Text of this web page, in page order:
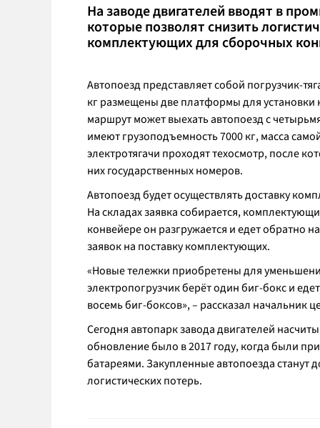
На заводе двигателей вводят в
которые позволят снизить
комплектующих для сборочных
Автопоезд представляет собой погрузчик-
кг размещены две платформы для установки
маршрут может выехать автопоезд с
имеют грузоподъемность 7000 кг, масса
электротягачи проходят техосмотр, после
них государственных номеров.
Автопоезд будет осуществлять доставку
На складах заявка собирается,
конвейере он разгружается и едет обратно
заявок на поставку комплектующих.
«Новые тележки приобретены для
электропогрузчик берёт один биг-бокс и
восемь биг-боксов», – рассказал начальник
Сегодня автопарк завода двигателей
обновление было в 2017 году, когда были
батареями. Закупленные автопоезда
логистических потерь.